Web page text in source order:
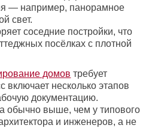
— например, панорамное
свет.
соседние постройки, что
посёлках с плотной
домов требует
несколько этапов
документацию.
обычно выше, чем у типового
и инженеров, а не